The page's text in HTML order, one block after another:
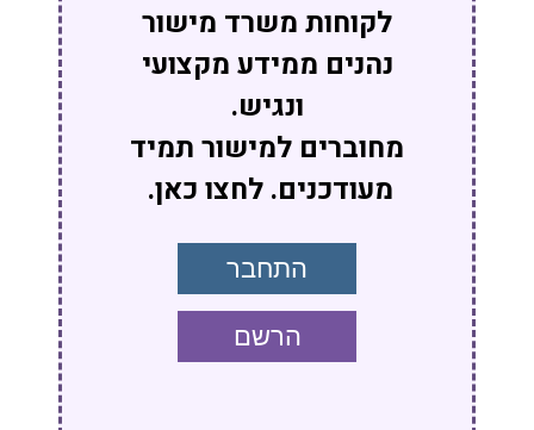
לקוחות משרד מישור
נהנים ממידע מקצועי
ונגיש.
מחוברים למישור תמיד
מעודכנים. לחצו כאן.
התחבר
הרשם